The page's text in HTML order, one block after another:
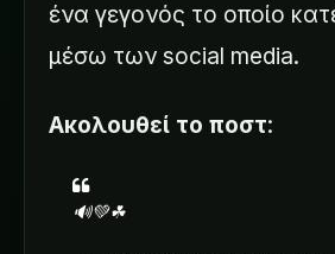
ένα γεγονός το οποίο
μέσω των social media.
Ακολουθεί το ποστ:
🔊💚☘